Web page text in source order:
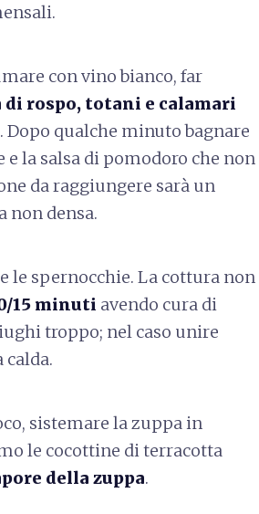
con vino bianco, far
di rospo, totani e calamari
qualche minuto bagnare
e la salsa di pomodoro che non
da raggiungere sarà un
non densa.
le spernocchie. La cottura non
15 minuti avendo cura di
troppo; nel caso unire
calda.
sistemare la zuppa in
le cocottine di terracotta
della zuppa.